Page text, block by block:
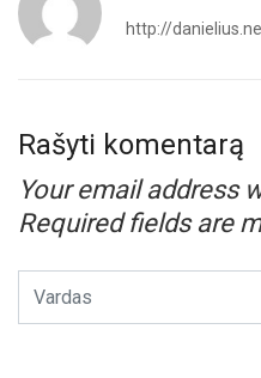
http://
Rašyti komentarą
Your email address
Required fields are